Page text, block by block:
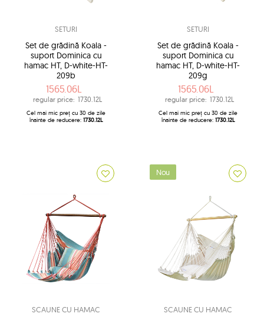
SETURI
Set de grădină Koala -
suport Dominica cu
hamac HT, D-white-HT-
209b
1565.06L
regular price: 1730.12L
Cel mai mic preț cu 30 de zile
înainte de reducere: 1730.12L
SETURI
Set de grădină Koala -
suport Dominica cu
hamac HT, D-white-HT-
209g
1565.06L
regular price: 1730.12L
Cel mai mic preț cu 30 de zile
înainte de reducere: 1730.12L
SCAUNE CU HAMAC
Nou
SCAUNE CU HAMAC